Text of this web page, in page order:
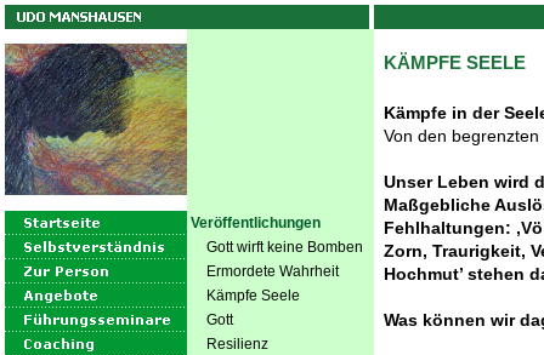
Veröffentlichungen
Gott wirft keine Bomben
Ermordete Wahrheit
Kämpfe Seele
Gott
Resilienz
KÄMPFE SEELE
Kämpfe in der
Von den begrenzten
Unser Leben wird
Maßgebliche
Fehlhaltungen:
Zorn, Traurigkeit,
Hochmut’ stehen
Was können wir